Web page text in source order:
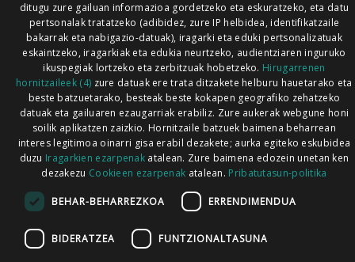
ditugu zure gailuan informazioa gordetzeko eta eskuratzeko, eta datu
pertsonalak tratatzeko (adibidez, zure IP helbidea, identifikatzaile
bakarrak eta nabigazio-datuak), iragarki eta eduki pertsonalizatuak
eskaintzeko, iragarkiak eta edukia neurtzeko, audientziaren inguruko
ikuspegiak lortzeko eta zerbitzuak hobetzeko. Hirugarrenen
hornitzaileek (4) zure datuak ere trata ditzakete helburu hauetarako eta
beste batzuetarako, besteak beste kokapen geografiko zehatzeko
datuak eta gailuaren ezaugarriak erabiliz. Zure aukerak webgune honi
soilik aplikatzen zaizkio. Hornitzaile batzuek baimena beharrean
interes legitimoa oinarri gisa erabil dezakete; aurka egiteko eskubidea
duzu Iragarkien ezarpenak atalean. Zure baimena edozein unetan ken
dezakezu Cookieen ezarpenak atalean. Pribatutasun-politika
BEHAR-BEHARREZKOA ERRENDIMENDUA
BIDERATZEA FUNTZIONALTASUNA